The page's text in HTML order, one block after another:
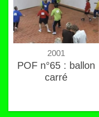
2001
POF n°65 : ballon
carré